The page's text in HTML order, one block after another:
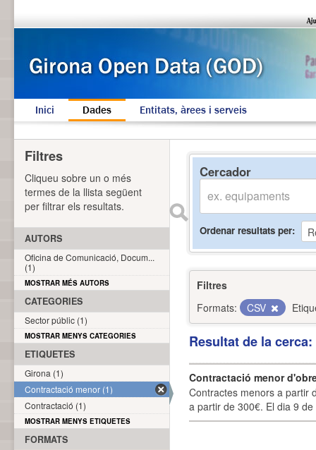
Inici Dades Entitats, àrees i serveis
Cercador
Ordenar resultats per
Filtres
Formats:
CSV
Resultat de la
Contractació menor
Contractes menors a partir
a partir de 300€. El dia 9
Filtres
Cliqueu sobre un o més
termes de la llista següent
per filtrar els resultats.
AUTORS
Oficina de Comunicació, Docum...
(1)
MOSTRAR MÉS AUTORS
CATEGORIES
Sector públic (1)
MOSTRAR MENYS CATEGORIES
ETIQUETES
Girona (1)
Contractació menor (1)
Contractació (1)
MOSTRAR MENYS ETIQUETES
FORMATS